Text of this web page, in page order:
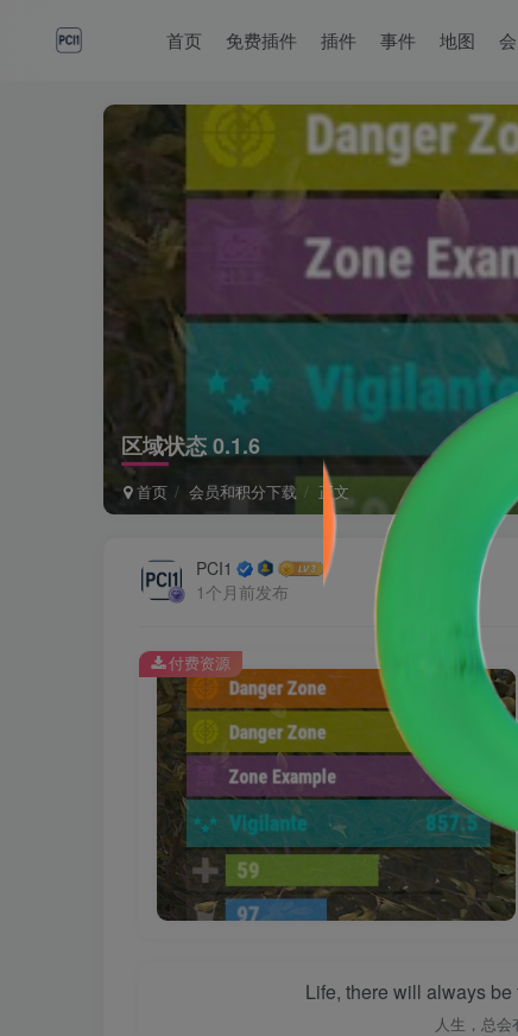
首页 免费插件 插件 事件 地图
区域状态 0.1.6
首页 会员和积分下载 正文
PCI1
1个月前发布
付费资源
Life, there will always
人生，总